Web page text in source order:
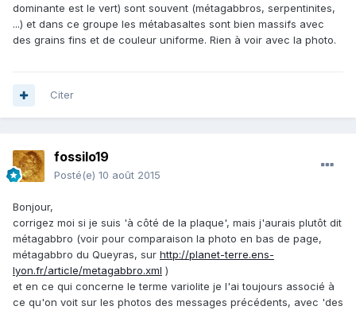
dominante est le vert) sont souvent (métagabbros, serpentinites,
...) et dans ce groupe les métabasaltes sont bien massifs avec
des grains fins et de couleur uniforme. Rien à voir avec la photo.
Citer
fossilo19
Posté(e) 10 août 2015
Bonjour,
corrigez moi si je suis 'à côté de la plaque', mais j'aurais plutôt dit
métagabbro (voir pour comparaison la photo en bas de page,
métagabbro du Queyras, sur http://planet-terre.ens-
lyon.fr/article/metagabbro.xml )
et en ce qui concerne le terme variolite je l'ai toujours associé à
ce qu'on voit sur les photos des messages précédents, avec 'des